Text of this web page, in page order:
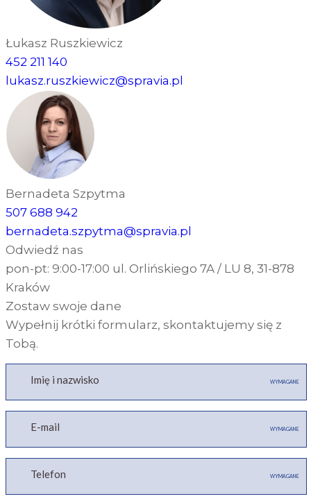
Łukasz Ruszkiewicz
452 211 140
lukasz.ruszkiewicz@spravia.pl
Bernadeta Szpytma
507 688 942
bernadeta.szpytma@spravia.pl
Odwiedź nas
pon-pt: 9:00-17:00 ul. Orlińskiego 7A / LU 8, 31-878
Kraków
Zostaw swoje dane
Wypełnij krótki formularz, skontaktujemy się z
Tobą.
Imię i nazwisko WYMAGANE
E-mail WYMAGANE
Telefon WYMAGANE